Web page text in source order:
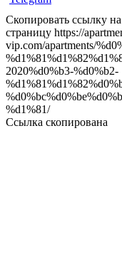
Скопировать ссылку на
страницу https://
vip.com/apartments/
2020%d0%b3-%d0%b2-
%d1%81/
Ссылка скопирована